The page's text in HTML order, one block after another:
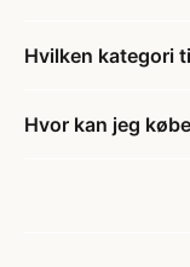
Hvilken kategori
Hvor kan jeg